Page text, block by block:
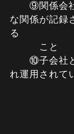
⑨関係会社
な関係が記録
る
こと
⑩子会社と
れ運用されて